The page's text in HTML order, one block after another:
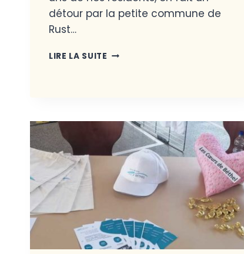
détour par la petite commune de
Rust…
LIRE LA SUITE